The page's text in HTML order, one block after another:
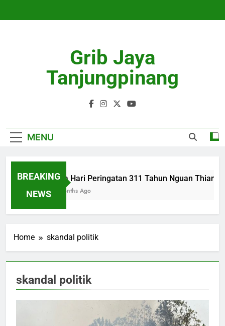
Grib Jaya
Tanjungpinang
MENU
BREAKING
NEWS
Tiga Hari Peringatan 311 Tahun Nguan Thian
4 Months Ago
Home skandal politik
skandal politik